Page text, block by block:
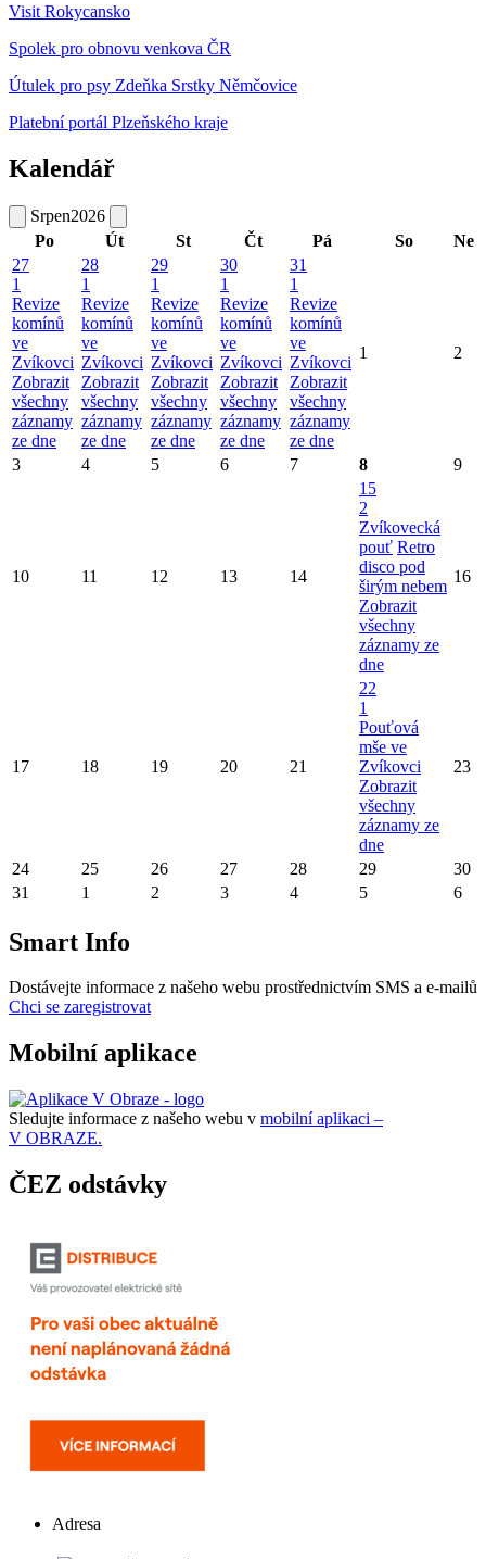
Visit Rokycansko
Spolek pro obnovu venkova ČR
Útulek pro psy Zdeňka Srstky Němčovice
Platební portál Plzeňského kraje
Kalendář
Srpen2026
Po
Út St Čt Pá So
Ne
27
1
Revize
komínů
ve
Zvíkovci
Zobrazit
všechny
záznamy
ze dne
28
1
Revize
komínů
ve
Zvíkovci
Zobrazit
všechny
záznamy
ze dne
29
1
Revize
komínů
ve
Zvíkovci
Zobrazit
všechny
záznamy
ze dne
30
1
Revize
komínů
ve
Zvíkovci
Zobrazit
všechny
záznamy
ze dne
31
1
Revize
komínů
ve
Zvíkovci
Zobrazit
všechny
záznamy
ze dne
1 2
3 4 5 6 7 8 9
10 11 12 13 14
15
2
Zvíkovecká
pouť Retro
disco pod
širým nebem
Zobrazit
všechny
záznamy ze
dne
16
17 18 19 20 21
22
1
Pouťová
mše ve
Zvíkovci
Zobrazit
všechny
záznamy ze
dne
23
24 25 26 27 28 29
30
31
1 2 3 4 5 6
Smart Info
Dostávejte informace z našeho webu prostřednictvím SMS a e-mailů
Chci se zaregistrovat
Mobilní aplikace
Sledujte informace z našeho webu v mobilní aplikaci –
V OBRAZE.
ČEZ odstávky
Adresa